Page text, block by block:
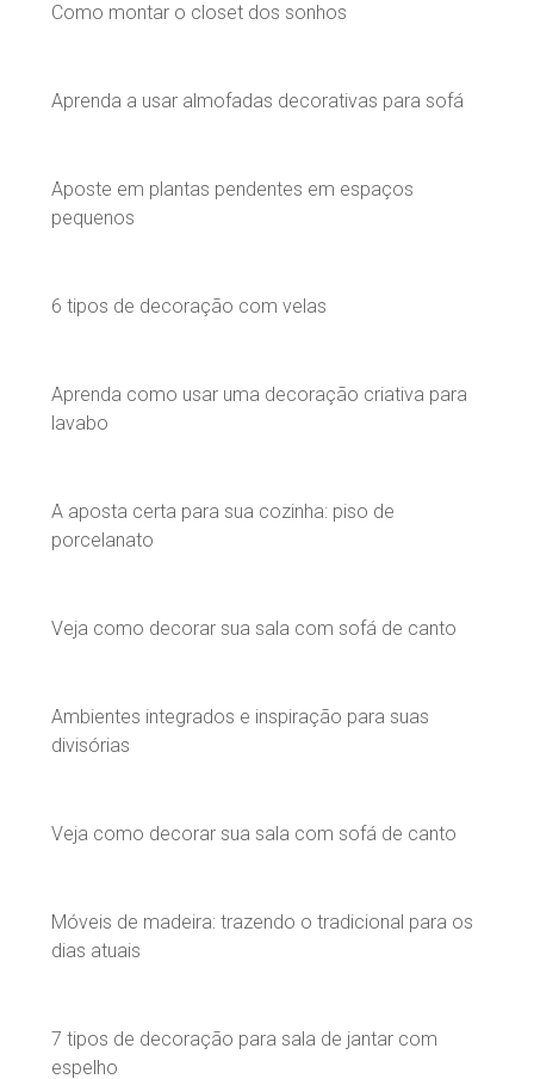
Como montar o closet dos sonhos
Aprenda a usar almofadas decorativas para sofá
Aposte em plantas pendentes em espaços
pequenos
6 tipos de decoração com velas
Aprenda como usar uma decoração criativa para
lavabo
A aposta certa para sua cozinha: piso de
porcelanato
Veja como decorar sua sala com sofá de canto
Ambientes integrados e inspiração para suas
divisórias
Veja como decorar sua sala com sofá de canto
Móveis de madeira: trazendo o tradicional para os
dias atuais
7 tipos de decoração para sala de jantar com
espelho